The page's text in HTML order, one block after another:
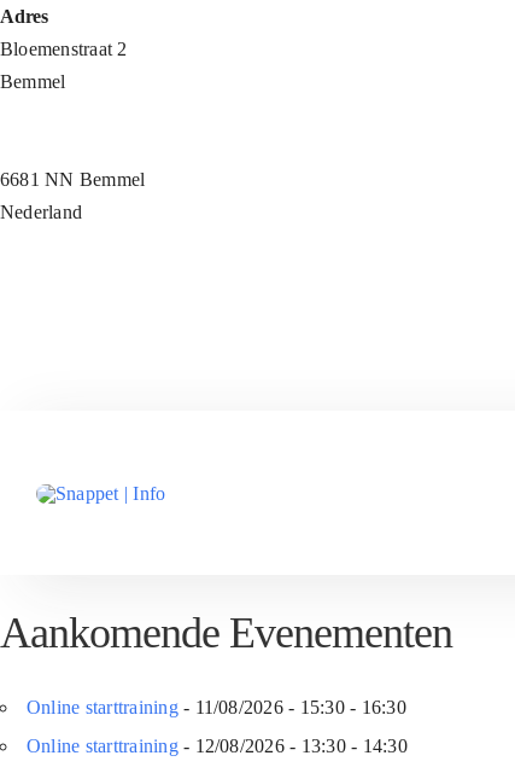
Ga
naar
inhoud
Adres
Bloemenstraat 2
Bemmel
6681 NN Bemmel
Nederland
Aankomende Evenementen
Online starttraining- 11/08/2026 - 15:30 - 16:30
Online starttraining- 12/08/2026 - 13:30 - 14:30